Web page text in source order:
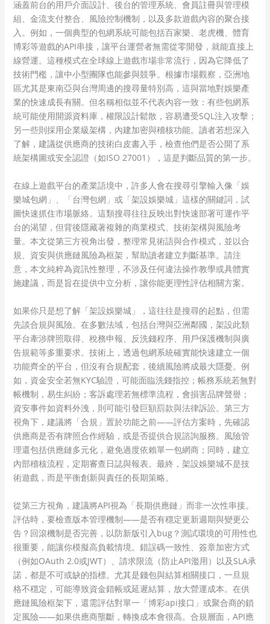
涵蓋前台的用戶介面設計、後台的管理系統、會員註冊與管理模
組、金流支付整合、風險控制機制，以及多款遊戲內容的聚合接
入。例如，一個典型的包網系統可能包括百家樂、老虎機、體育
博彩等遊戲的API串接，讓平台運營者無需從零開發，就能直接上
線營運。這種模式在全球線上遊戲市場非常流行，因為它降低了
技術門檻，讓中小型團隊也能參與競爭。根據市場觀察，亞洲地
區尤其是東南亞與台灣周邊的搜尋量特別高，這與當地對娛樂產
業的快速成長有關。但名稱相似並不代表內容一致：有些包網系
統可能使用開源資料庫，權限設計鬆散，容易遭受SQL注入攻擊；
另一些則採用企業級架構，內建加密與稽核功能。讀者若想深入
了解，建議從供應商的技術白皮書入手，檢查他們是否公開了系
統架構圖或安全認證（如ISO 27001），這是判斷品質的第一步。
在線上遊戲平台的產業語境中，許多人會在搜尋引擎輸入像「娛
樂城包網」、「台灣包網」或「架設娛樂城」這樣的關鍵詞，試
圖快速抓住市場脈絡。這類搜尋往往反映出對快速部署可運作平
台的渴望，但背後隱藏著複雜的商業模式、技術架構與風險考
量。本文從第三方視角出發，整理常見術語與合作模式，並以合
規、資安與供應鏈風險為框架，幫助讀者建立判斷基準。請注
意，本文純粹為資訊性整理，不涉及任何違法操作教學或具體實
施建議，而是旨在提供中立分析，讓你能更理性評估相關方案。
如果你只是想了解「架設娛樂城」，這往往是搜尋的起點，但需
先談合規與風險。在多數法域，包括台灣與亞洲鄰國，架設此類
平台牽涉牌照取得、稅務申報、反洗錢程序、用戶保護機制與廣
告規範等多重要求。技術上，透過包網系統確實能快速建立一個
功能齊全的平台，但沒有合規配套，後續風險將成最大隱憂。例
如，資金安全若無KYC驗證，可能面臨洗錢指控；帳務系統若無對
帳機制，易生糾紛；客訴處理若無標準流程，會損害品牌聲譽；
資安事件如資料外洩，則可能引發巨額罰款與法律訴訟。第三方
視角下，建議將「合規」置於功能之前——評估方案時，先確認
供應商是否有牌照合作經驗，或是否提供合規諮詢服務。風險管
理還包括供應鏈多元化，避免過度依賴單一包網商；同時，建立
內部稽核流程，定期審查日誌與報表。最終，架設娛樂城不是技
術遊戲，而是平衡創新與責任的長期策略。
從第三方視角，建議將API視為「長期供應鏈」而非一次性串接。
評估時，要檢查版本管理機制——是否有穩定更新週期與變更公
告？回滾機制是否完善，以防新版引入bug？測試環境的可用性也
很重要，能讓你模擬高負載情境。錯誤碼一致性、簽章加密方式
（例如OAuth 2.0或JWT）、請求限流（防止API濫用）以及SLA承
諾，都是不可或缺的指標。尤其是錢包與結算相關接口，一旦規
格不穩定，可能導致資金錯帳或延遲結算，放大營運成本。在供
應鏈風險框架下，還需評估對單一「博彩api接口」或聚合商的鎖
定風險——如果供應商壟斷，轉換成本會很高。合規層面，API應